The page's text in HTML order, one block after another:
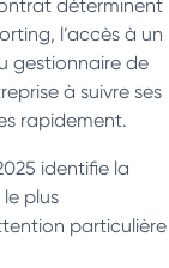
déterminent
l’accès à un
gestionnaire de
à suivre ses
rapidement.
identifie la
plus
particulière